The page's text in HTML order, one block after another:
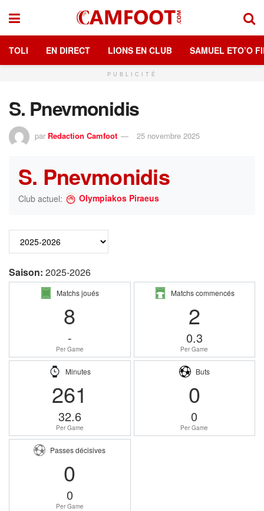
TOLI EN DIRECT LIONS EN CLUB SAMUEL ETO’O
PUBLICITÉ
S. Pnevmonidis
par Redaction Camfoot 25 novembre 2025
S. Pnevmonidis
Club actuel: Olympiakos Piraeus
Saison: 2025-2026
Matchs joués
8
-
Per Game
Matchs commencés
2
0.3
Per Game
Minutes
261
32.6
Per Game
Buts
0
0
Per Game
Passes décisives
0
0
Per Game